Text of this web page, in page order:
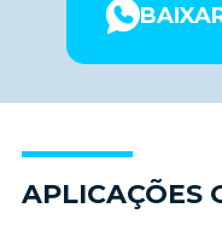
APLICAÇÕES